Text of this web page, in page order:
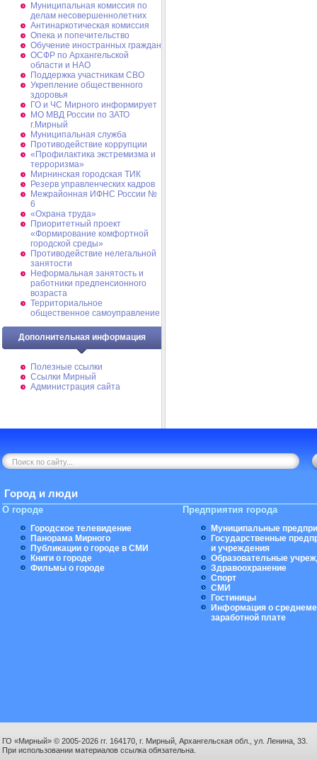
Муниципальная комиссия по
делам несовершеннолетних
Антинаркотическая комиссия
Опека и попечительство
Обучение иностранных граждан
ОСФР по Архангельской
области и НАО
Поддержка участникам СВО
Укрепление общественного
здоровья
ГО и ЧС Мирного информирует
МО МВД России по ЗАТО
г.Мирный
Муниципальная cлужба
Противодействие коррупции
«Профилактика экстремизма и
терроризма»
Мирнинская городская ТИК
Резерв управленческих кадров
Межрайонная ИФНС России №
6
«Охрана труда»
Приоритетный проект
«Формирование комфортной
городской среды»
Противодействие нелегальной
занятости
Неформальная занятость и
работники предпенсионного
возраста
Территориальное
общественное самоуправление
Дополнительная информация
Полезные ссылки
Ссылки Мирный
Администрация сайта
Город и люди
О городе
Городское телевидение
Панорама Мирного
Публикации о городе в СМИ
Книги о городе
Фильмы о городе
Предприятия города
Муниципальные
Государственные
и учреждения
Образовательные
Здравоохранение
Спорт
СМИ
Гостиницы
Информация о
заработной плате
ГО «Мирный» © 2005-2026 гг. 164170, г. Мирный, Архангельская обл., ул. Ленина, 33.
При использовании материалов ссылка обязательна.